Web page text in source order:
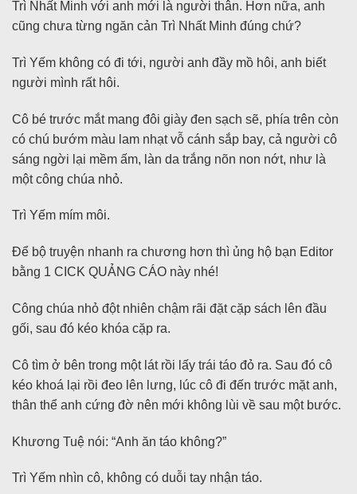
Trì Nhất Minh với anh mới là người thân. Hơn nữa, anh
cũng chưa từng ngăn cản Trì Nhất Minh đúng chứ?
Trì Yếm không có đi tới, người anh đầy mồ hôi, anh biết
người mình rất hôi.
Cô bé trước mắt mang đôi giày đen sạch sẽ, phía trên còn
có chú bướm màu lam nhạt vỗ cánh sắp bay, cả người cô
sáng ngời lại mềm ấm, làn da trắng nõn non nớt, như là
một công chúa nhỏ.
Trì Yếm mím môi.
Để bộ truyện nhanh ra chương hơn thì ủng hộ bạn Editor
bằng 1 CICK QUẢNG CÁO này nhé!
Công chúa nhỏ đột nhiên chậm rãi đặt cặp sách lên đầu
gối, sau đó kéo khóa cặp ra.
Cô tìm ở bên trong một lát rồi lấy trái táo đỏ ra. Sau đó cô
kéo khoá lại rồi đeo lên lưng, lúc cô đi đến trước mặt anh,
thân thể anh cứng đờ nên mới không lùi về sau một bước.
Khương Tuệ nói: “Anh ăn táo không?”
Trì Yếm nhìn cô, không có duỗi tay nhận táo.